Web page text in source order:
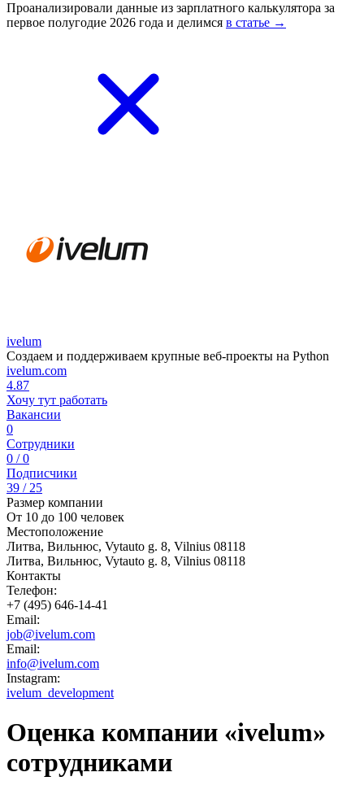
Проанализировали данные из зарплатного калькулятора за
первое полугодие 2026 года и делимся в статье →
ivelum
Создаем и поддерживаем крупные веб-проекты на Python
ivelum.com
4.87
Хочу тут работать
Вакансии
0
Сотрудники
0 / 0
Подписчики
39 / 25
Размер компании
От 10 до 100 человек
Местоположение
Литва, Вильнюс, Vytauto g. 8, Vilnius 08118
Литва, Вильнюс, Vytauto g. 8, Vilnius 08118
Контакты
Телефон:
+7 (495) 646-14-41
Email:
job@ivelum.com
Email:
info@ivelum.com
Instagram:
ivelum_development
Оценка компании «ivelum»
сотрудниками